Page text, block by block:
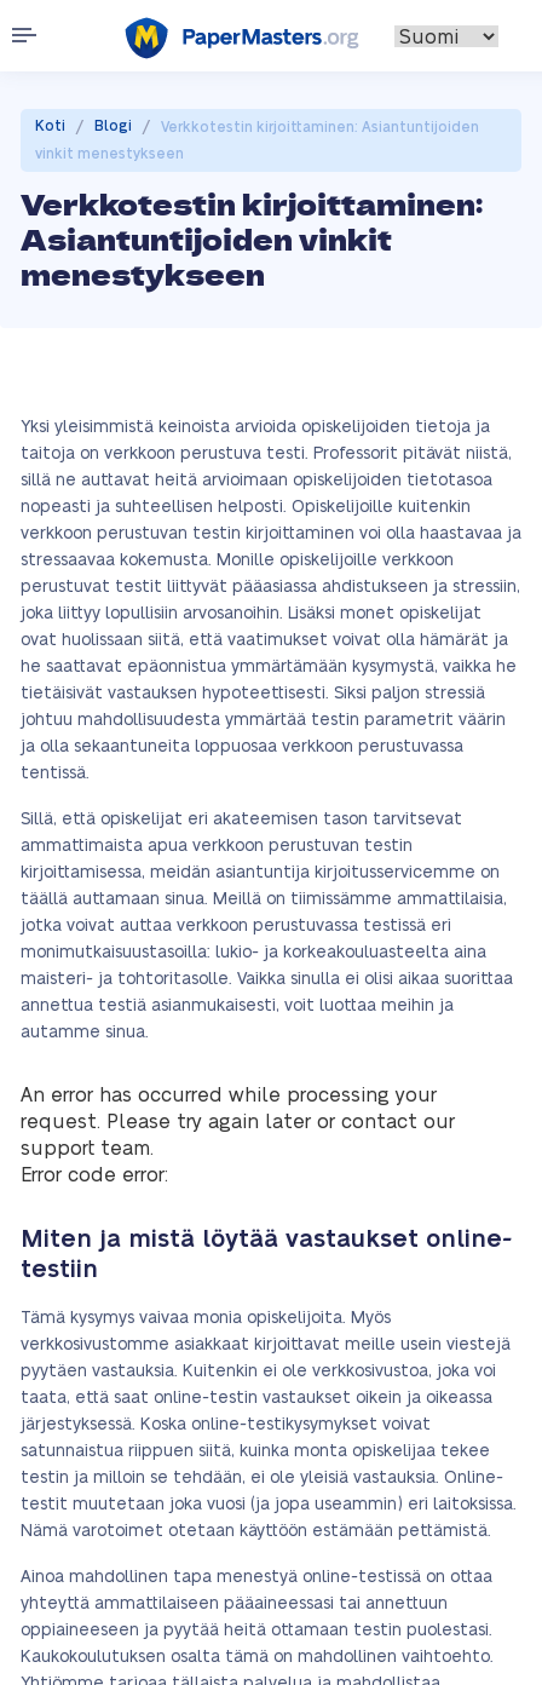
Koti / Blogi /
Verkkotestin kirjoittaminen: Asiantuntijoiden
vinkit menestykseen
Verkkotestin kirjoittaminen:
Asiantuntijoiden vinkit
menestykseen
Yksi yleisimmistä keinoista arvioida opiskelijoiden tietoja ja
taitoja on verkkoon perustuva testi. Professorit pitävät niistä,
sillä ne auttavat heitä arvioimaan opiskelijoiden tietotasoa
nopeasti ja suhteellisen helposti. Opiskelijoille kuitenkin
verkkoon perustuvan testin kirjoittaminen voi olla haastavaa ja
stressaavaa kokemusta. Monille opiskelijoille verkkoon
perustuvat testit liittyvät pääasiassa ahdistukseen ja stressiin,
joka liittyy lopullisiin arvosanoihin. Lisäksi monet opiskelijat
ovat huolissaan siitä, että vaatimukset voivat olla hämärät ja
he saattavat epäonnistua ymmärtämään kysymystä, vaikka he
tietäisivät vastauksen hypoteettisesti. Siksi paljon stressiä
johtuu mahdollisuudesta ymmärtää testin parametrit väärin
ja olla sekaantuneita loppuosaa verkkoon perustuvassa
tentissä.
Sillä, että opiskelijat eri akateemisen tason tarvitsevat
ammattimaista apua verkkoon perustuvan testin
kirjoittamisessa, meidän asiantuntija kirjoitusservicemme on
täällä auttamaan sinua. Meillä on tiimissämme ammattilaisia,
jotka voivat auttaa verkkoon perustuvassa testissä eri
monimutkaisuustasoilla: lukio- ja korkeakouluasteelta aina
maisteri- ja tohtoritasolle. Vaikka sinulla ei olisi aikaa suorittaa
annettua testiä asianmukaisesti, voit luottaa meihin ja
autamme sinua.
An error has occurred while processing your
request. Please try again later or contact our
support team.
Error code error:
Miten ja mistä löytää vastaukset online-
testiin
Tämä kysymys vaivaa monia opiskelijoita. Myös
verkkosivustomme asiakkaat kirjoittavat meille usein viestejä
pyytäen vastauksia. Kuitenkin ei ole verkkosivustoa, joka voi
taata, että saat online-testin vastaukset oikein ja oikeassa
järjestyksessä. Koska online-testikysymykset voivat
satunnaistua riippuen siitä, kuinka monta opiskelijaa tekee
testin ja milloin se tehdään, ei ole yleisiä vastauksia. Online-
testit muutetaan joka vuosi (ja jopa useammin) eri laitoksissa.
Nämä varotoimet otetaan käyttöön estämään pettämistä.
Ainoa mahdollinen tapa menestyä online-testissä on ottaa
yhteyttä ammattilaiseen pääaineessasi tai annettuun
oppiaineeseen ja pyytää heitä ottamaan testin puolestasi.
Kaukokoulutuksen osalta tämä on mahdollinen vaihtoehto.